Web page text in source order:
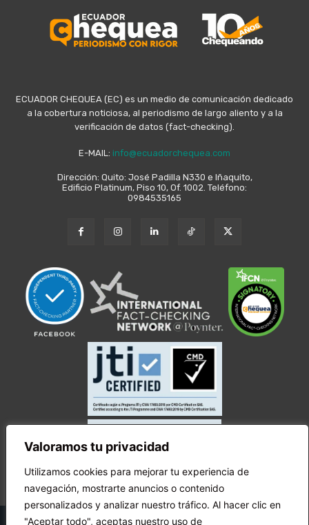
Valoramos tu privacidad
Utilizamos cookies para mejorar tu experiencia de
navegación, mostrarte anuncios o contenido
personalizados y analizar nuestro tráfico. Al hacer clic en
"Aceptar todo", aceptas nuestro uso de
ECUADOR CHEQUEA (EC) es un medio de comunicación dedicado
a la cobertura noticiosa, al periodismo de largo aliento y a la
verificación de datos (fact-checking).
E-MAIL: info@ecuadorchequea.com
Dirección: Quito: José Padilla N330 e Iñaquito,
Edificio Platinum, Piso 10, Of. 1002. Teléfono:
0984535165
© Copyright Ecuador Chequea 2025.